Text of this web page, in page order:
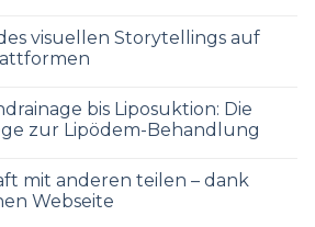
visuellen Storytellings auf
bis Liposuktion: Die
zur Lipödem-Behandlung
mit anderen teilen – dank
Webseite